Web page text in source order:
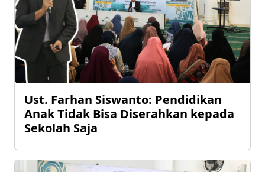
Ust. Farhan Siswanto: Pendidikan
Anak Tidak Bisa Diserahkan kepada
Sekolah Saja